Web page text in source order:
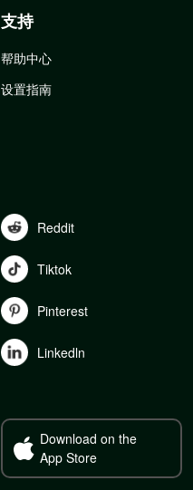
支持
帮助中心
设置指南
Reddit
Tiktok
Pinterest
Linkedln
Download on the
App Store